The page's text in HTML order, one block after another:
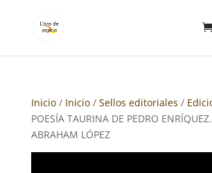
Inicio/ Inicio/ Sellos editoriales /
POESÍA TAURINA DE PEDRO
ABRAHAM LÓPEZ